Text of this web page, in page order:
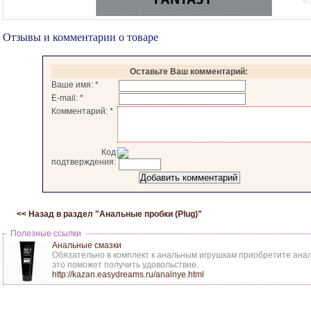
Отзывы и комментарии о товаре
Оставьте Ваш комментарий:
Ваше имя: *
E-mail: *
Комментарий: *
Код
подтверждения:
<< Назад в раздел "Анальные пробки (Plug)"
Полезные ссылки
Анальные смазки
Обязательно в комплект к анальным игрушкам приобретите
это поможет получить удовольствие.
http://kazan.easydreams.ru/analnye.html